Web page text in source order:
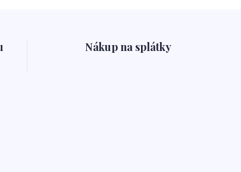
Nákup na splátky